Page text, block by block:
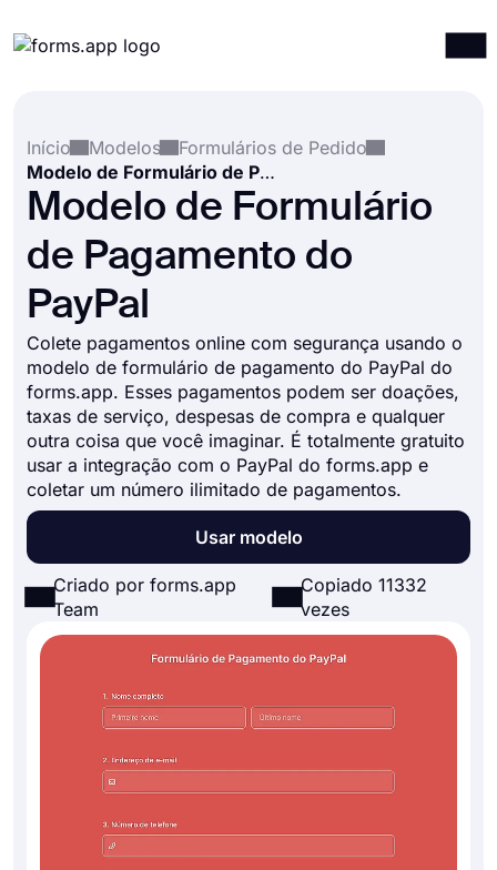
Integrações
Modelos
Recursos
Início
Modelos
Formulários de Pedido
Modelo de Formulário de Pagamento do PayPal
Modelo de Formulário
de Pagamento do
PayPal
Colete pagamentos online com segurança usando o
modelo de formulário de pagamento do PayPal do
forms.app. Esses pagamentos podem ser doações,
taxas de serviço, despesas de compra e qualquer
outra coisa que você imaginar. É totalmente gratuito
usar a integração com o PayPal do forms.app e
coletar um número ilimitado de pagamentos.
Usar modelo
Criado por forms.app
Team
Copiado 11332
vezes